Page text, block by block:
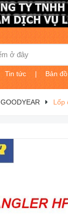
Tin tức | Bản đồ
GOODYEAR Lốp